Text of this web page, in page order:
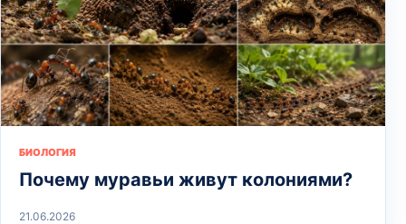
БИОЛОГИЯ
Почему муравьи живут колониями?
21.06.2026